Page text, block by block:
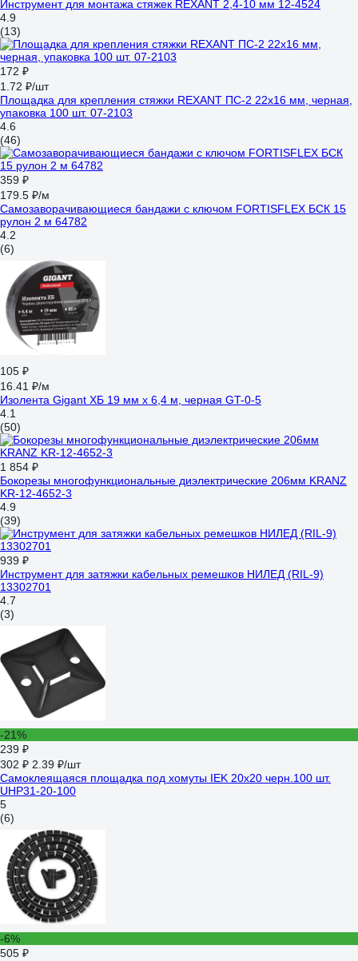
Инструмент для монтажа стяжек REXANT 2,4-10 мм 12-4524
4.9
(13)
172 ₽
1.72 ₽/шт
Площадка для крепления стяжки REXANT ПС-2 22x16 мм, черная,
упаковка 100 шт. 07-2103
4.6
(46)
359 ₽
179.5 ₽/м
Самозаворачивающиеся бандажи с ключом FORTISFLEX БСК 15
рулон 2 м 64782
4.2
(6)
105 ₽
16.41 ₽/м
Изолента Gigant ХБ 19 мм х 6,4 м, черная GT-0-5
4.1
(50)
1 854 ₽
Бокорезы многофункциональные диэлектрические 206мм KRANZ
KR-12-4652-3
4.9
(39)
939 ₽
Инструмент для затяжки кабельных ремешков НИЛЕД (RIL-9)
13302701
4.7
(3)
-21%
239 ₽
302 ₽ 2.39 ₽/шт
Самоклеящаяся площадка под хомуты IEK 20x20 черн.100 шт.
UHP31-20-100
5
(6)
-6%
505 ₽